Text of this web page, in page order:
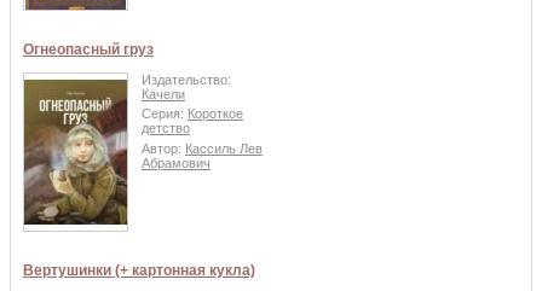
Огнеопасный груз
Издательство:
Качели
Серия: Короткое
детство
Автор: Кассиль Лев
Абрамович
Вертушинки (+ картонная кукла)